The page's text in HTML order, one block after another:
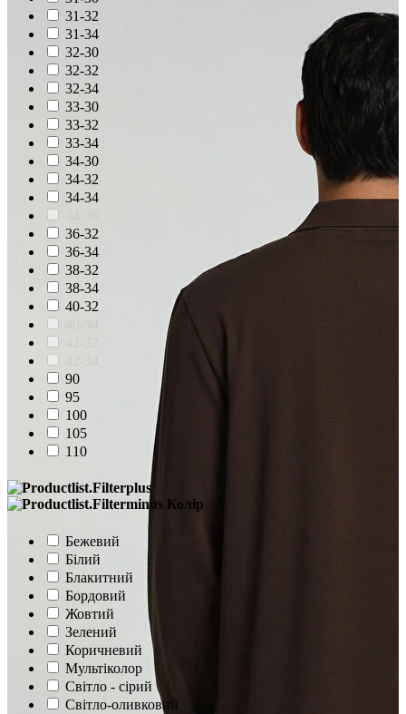
31-32
31-34
32-30
32-32
32-34
33-30
33-32
33-34
34-30
34-32
34-34
36-32
36-34
38-32
38-34
40-32
90
95
100
105
110
Колір
Бежевий
Білий
Блакитний
Бордовий
Жовтий
Зелений
Коричневий
Мультіколор
Світло - сірий
Світло-оливковий